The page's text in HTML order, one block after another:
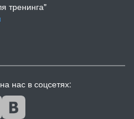
тренинга"
нас в соцсетях: